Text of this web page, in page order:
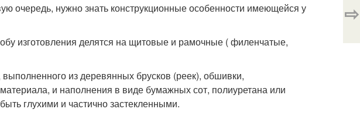
очередь, нужно знать конструкционные особенности имеющейся у
изготовления делятся на щитовые и рамочные ( филенчатые,
из деревянных брусков (реек), обшивки,
и наполнения в виде бумажных сот, полиуретана или
глухими и частично застекленными.
⇨